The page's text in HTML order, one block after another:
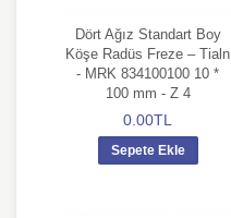
Dört Ağız Standart Boy
Köşe Radüs Freze – Tialn
- MRK 834100100 10 *
100 mm - Z 4
0.00TL
Sepete Ekle